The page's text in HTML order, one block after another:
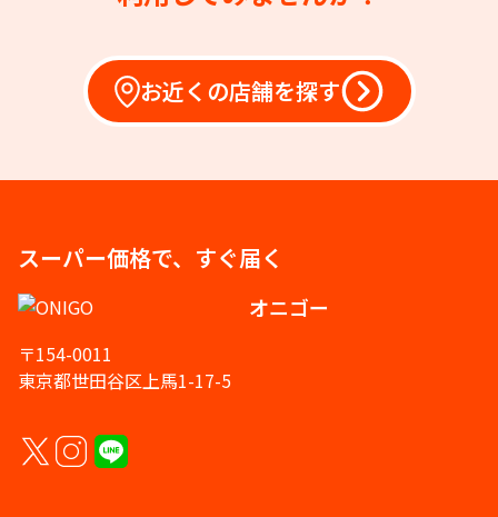
お近くの店舗を探す
スーパー価格で、すぐ届く
オニゴー
〒154-0011
東京都世田谷区上馬1-17-5